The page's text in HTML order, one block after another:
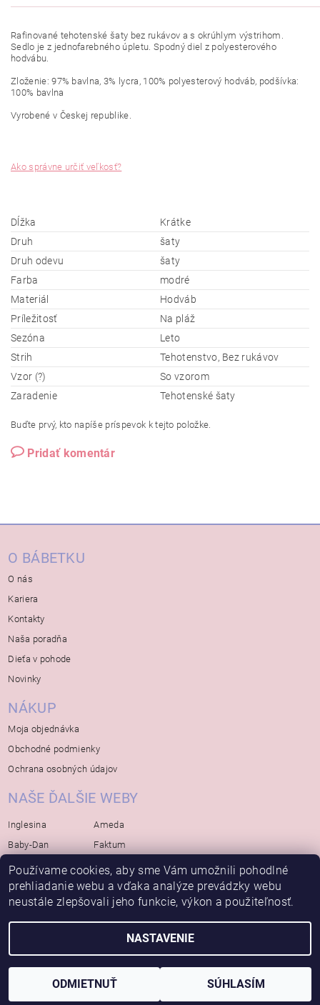
Rafinované tehotenské šaty bez rukávov a s okrúhlym výstrihom .
Sedlo je z jednofarebného úpletu. Spodný diel z polyesterového
hodvábu.
Zloženie: 97% bavlna, 3% lycra, 100% polyesterový hodváb, podšívka:
100% bavlna
Vyrobené v Českej republike.
Ako správne určiť veľkosť?
Dĺžka
Krátke
Druh
šaty
Druh odevu
šaty
Farba
modré
Materiál
Hodváb
Príležitosť
Na pláž
Sezóna
Leto
Strih
Tehotenstvo, Bez rukávov
Vzor (?)
So vzorom
Zaradenie
Tehotenské šaty
Buďte prvý, kto napíše príspevok k tejto položke.
Pridať komentár
O BÁBETKU
O nás
Kariera
Kontakty
Naša poradňa
Dieťa v pohode
Novinky
NÁKUP
Moja objednávka
Obchodné podmienky
Ochrana osobných údajov
NAŠE ĎALŠIE WEBY
Inglesina
Baby-Dan
Rialto
Bébé-Jou
Avova
Ameda
Faktum
Koelstra
Bambino-Mio
2026 © Bábätko, všetky práva vyhradené
Používame cookies, aby sme Vám umožnili pohodlné
prehliadanie webu a vďaka analýze prevádzky webu
neustále zlepšovali jeho funkcie, výkon a použiteľnosť.
NASTAVENIE
ODMIETNUŤ SÚHLASÍM